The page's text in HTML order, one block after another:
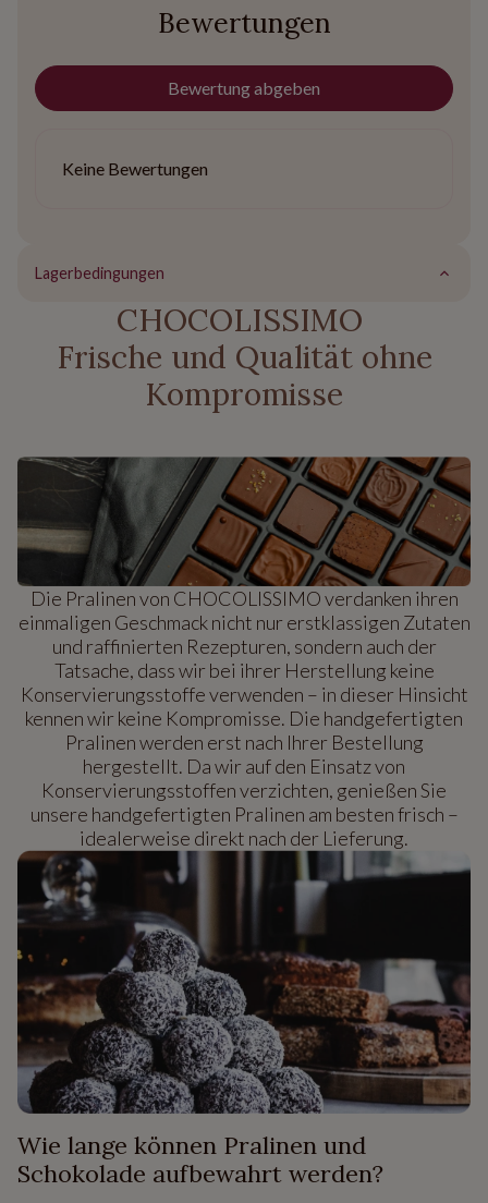
Bewertungen
Bewertung abgeben
Keine Bewertungen
Lagerbedingungen
CHOCOLISSIMO
Frische und Qualität ohne
Kompromisse
Die Pralinen von CHOCOLISSIMO verdanken ihren
einmaligen Geschmack nicht nur erstklassigen Zutaten
und raffinierten Rezepturen, sondern auch der
Tatsache, dass wir bei ihrer Herstellung keine
Konservierungsstoffe verwenden – in dieser Hinsicht
kennen wir keine Kompromisse. Die handgefertigten
Pralinen werden erst nach Ihrer Bestellung
hergestellt. Da wir auf den Einsatz von
Konservierungsstoffen verzichten, genießen Sie
unsere handgefertigten Pralinen am besten frisch –
idealerweise direkt nach der Lieferung.
Wie lange können Pralinen und
Schokolade aufbewahrt werden?